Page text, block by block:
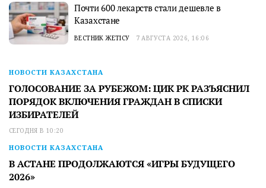
Почти 600 лекарств стали дешевле в
Казахстане
ВЕСТНИК ЖЕТІСУ 7 АВГУСТА 2026, 16:06
НОВОСТИ КАЗАХСТАНА
ГОЛОСОВАНИЕ ЗА РУБЕЖОМ: ЦИК РК РАЗЪЯСНИЛ
ПОРЯДОК ВКЛЮЧЕНИЯ ГРАЖДАН В СПИСКИ
ИЗБИРАТЕЛЕЙ
СЕГОДНЯ В 10:20
НОВОСТИ КАЗАХСТАНА
В АСТАНЕ ПРОДОЛЖАЮТСЯ «ИГРЫ БУДУЩЕГО
2026»